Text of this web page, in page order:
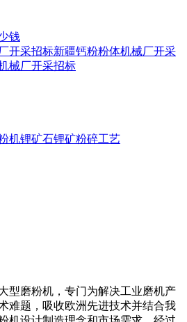
钱
开采招标新疆钙粉粉体机械厂开采
械厂开采招标
机锂矿石锂矿粉碎工艺
型磨粉机，专门为解决工业磨机产
难题，吸收欧洲先进技术并结合我